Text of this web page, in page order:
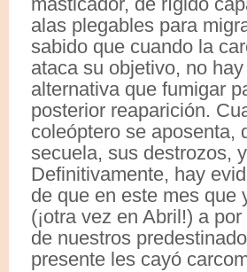
alas plegables para
sabido que cuando la
ataca su objetivo, no
alternativa que fumigar
posterior reaparición.
coleóptero se aposenta,
secuela, sus destrozos,
Definitivamente, hay
de que en este mes que
(¡otra vez en Abril!) a
de nuestros
presente les cayó